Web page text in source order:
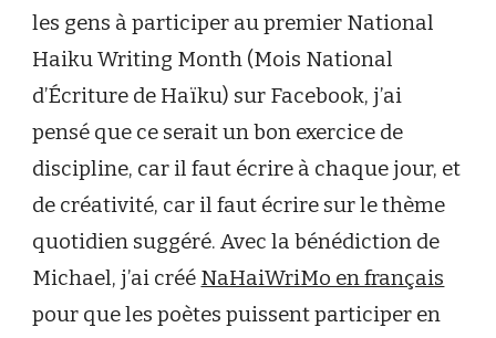
les gens à participer au premier National
Haiku Writing Month (Mois National
d’Écriture de Haïku) sur Facebook, j’ai
pensé que ce serait un bon exercice de
discipline, car il faut écrire à chaque jour, et
de créativité, car il faut écrire sur le thème
quotidien suggéré. Avec la bénédiction de
Michael, j’ai créé NaHaiWriMo en français
pour que les poètes puissent participer en